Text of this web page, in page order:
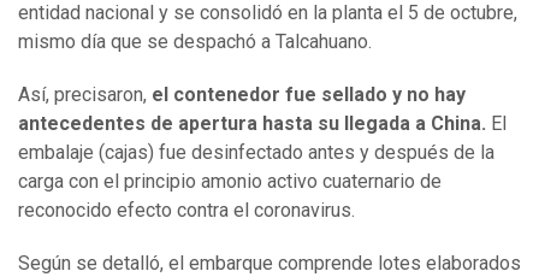
entidad nacional y se consolidó en la planta el 5 de octubre,
mismo día que se despachó a Talcahuano.
Así, precisaron, el contenedor fue sellado y no hay
antecedentes de apertura hasta su llegada a China. El
embalaje (cajas) fue desinfectado antes y después de la
carga con el principio amonio activo cuaternario de
reconocido efecto contra el coronavirus.
Según se detalló, el embarque comprende lotes elaborados